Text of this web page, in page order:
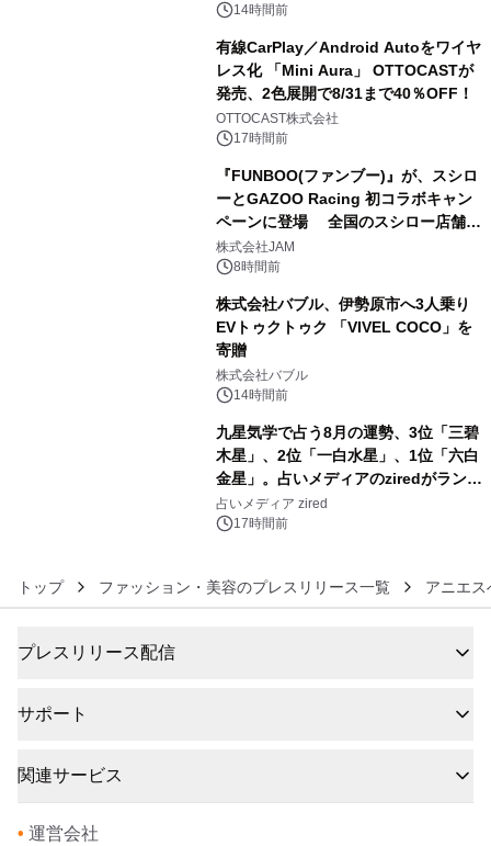
14時間前
有線CarPlay／Android Autoをワイヤ
レス化 「Mini Aura」 OTTOCASTが
発売、2色展開で8/31まで40％OFF！
OTTOCAST株式会社
17時間前
『FUNBOO(ファンブー)』が、スシロ
ーとGAZOO Racing 初コラボキャン
ペーンに登場 全国のスシロー店舗で
GR 4車種の FUNBOO(ミニカー)付き
メニューが展開されます
株式会社JAM
8時間前
株式会社バブル、伊勢原市へ3人乗り
EVトゥクトゥク 「VIVEL COCO」を
寄贈
株式会社バブル
14時間前
九星気学で占う8月の運勢、3位「三碧
木星」、2位「一白水星」、1位「六白
金星」。占いメディアのziredがランキ
ングを発表
占いメディア zired
17時間前
トップ ファッション・美容のプレスリリース一覧 アニエ
プレスリリース配信
サポート
関連サービス
• 運営会社